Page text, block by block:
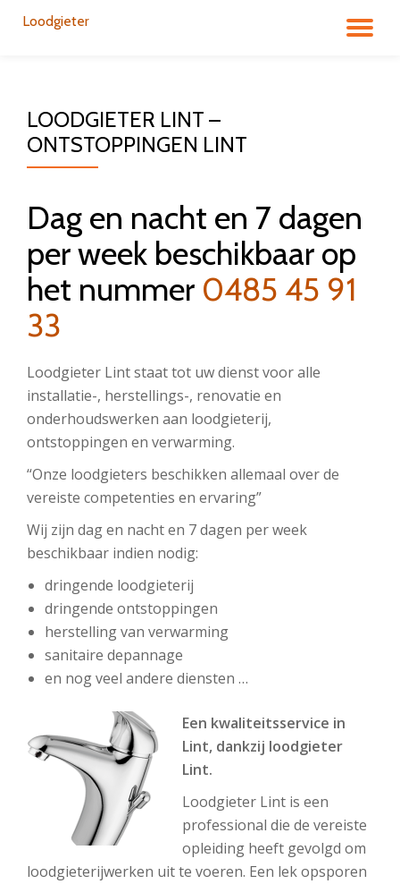
Loodgieter
LOODGIETER LINT –
ONTSTOPPINGEN LINT
Dag en nacht en 7 dagen
per week beschikbaar op
het nummer 0485 45 91
33
Loodgieter Lint staat tot uw dienst voor alle
installatie-, herstellings-, renovatie en
onderhoudswerken aan loodgieterij,
ontstoppingen en verwarming.
“Onze loodgieters beschikken allemaal over de
vereiste competenties en ervaring”
Wij zijn dag en nacht en 7 dagen per week
beschikbaar indien nodig:
dringende loodgieterij
dringende ontstoppingen
herstelling van verwarming
sanitaire depannage
en nog veel andere diensten …
Een kwaliteitsservice in
Lint, dankzij loodgieter
Lint.
Loodgieter Lint is een
professional die de vereiste
opleiding heeft gevolgd om
loodgieterijwerken uit te voeren. Een lek opsporen